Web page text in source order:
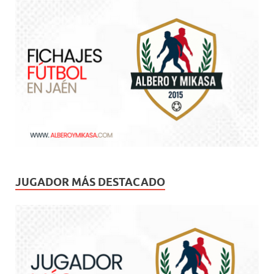
JUGADOR MÁS DESTACADO